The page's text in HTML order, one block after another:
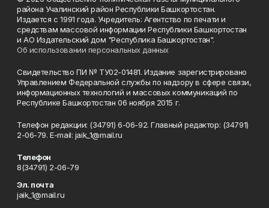
района Учалинский район Республики Башкортостан.
Издается с 1991 года. Учредитель: Агентство по печати и
средствам массовой информации Республики Башкортостан
и АО Издательский дом "Республика Башкортостан".
Об использовании персональных данных
Свидетельство ПИ № ТУ02-01481. Издание зарегистрировано
Управлением Федеральной службы по надзору в сфере связи,
информационных технологий и массовых коммуникаций по
Республике Башкортостан 06 ноября 2015 г.
Телефон редакции: (34791) 6-06-92. Главный редактор: (34791)
2-06-79. Е-mаil: jaik_1@mail.ru
Телефон
8(34791) 2-06-79
Эл. почта
jaik_1@mail.ru